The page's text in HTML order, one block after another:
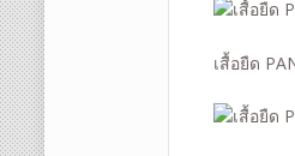
เสื้อยืด